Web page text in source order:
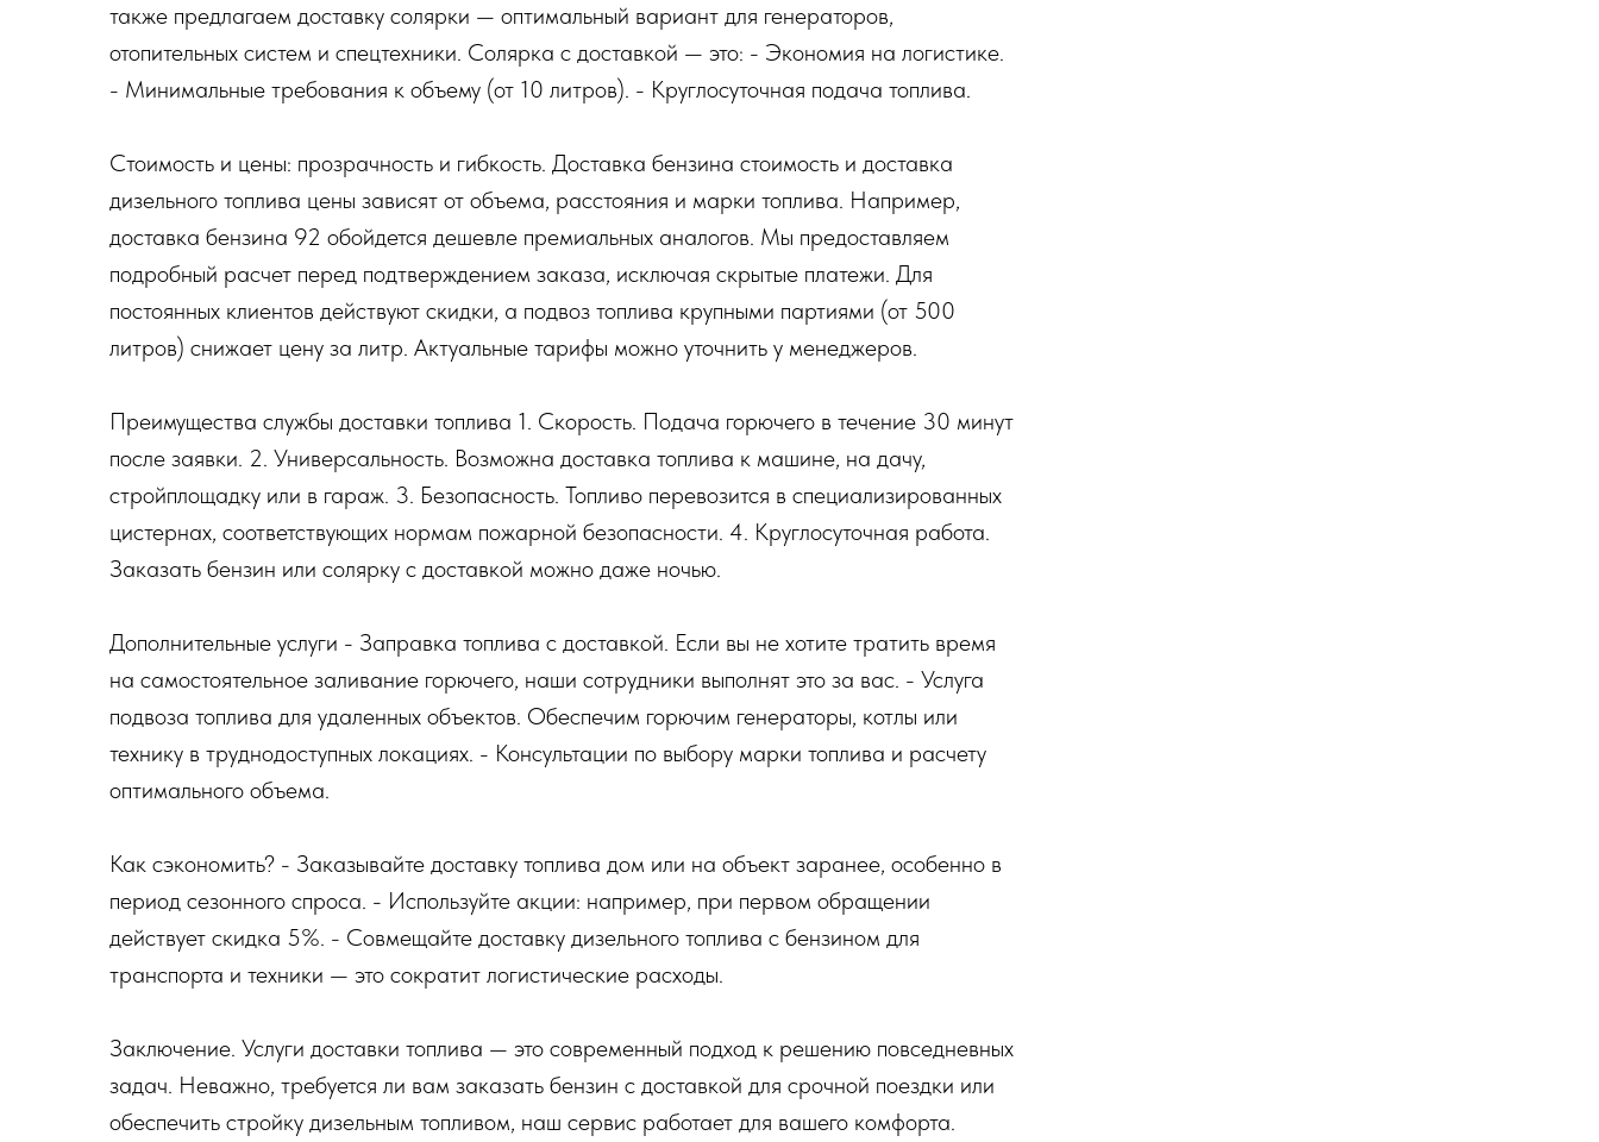
также предлагаем доставку солярки — оптимальный вариант для генераторов,
отопительных систем и спецтехники. Солярка с доставкой — это: - Экономия на логистике.
- Минимальные требования к объему (от 10 литров). - Круглосуточная подача топлива.
Стоимость и цены: прозрачность и гибкость. Доставка бензина стоимость и доставка
дизельного топлива цены зависят от объема, расстояния и марки топлива. Например,
доставка бензина 92 обойдется дешевле премиальных аналогов. Мы предоставляем
подробный расчет перед подтверждением заказа, исключая скрытые платежи. Для
постоянных клиентов действуют скидки, а подвоз топлива крупными партиями (от 500
литров) снижает цену за литр. Актуальные тарифы можно уточнить у менеджеров.
Преимущества службы доставки топлива 1. Скорость. Подача горючего в течение 30 минут
после заявки. 2. Универсальность. Возможна доставка топлива к машине, на дачу,
стройплощадку или в гараж. 3. Безопасность. Топливо перевозится в специализированных
цистернах, соответствующих нормам пожарной безопасности. 4. Круглосуточная работа.
Заказать бензин или солярку с доставкой можно даже ночью.
Дополнительные услуги - Заправка топлива с доставкой. Если вы не хотите тратить время
на самостоятельное заливание горючего, наши сотрудники выполнят это за вас. - Услуга
подвоза топлива для удаленных объектов. Обеспечим горючим генераторы, котлы или
технику в труднодоступных локациях. - Консультации по выбору марки топлива и расчету
оптимального объема.
Как сэкономить? - Заказывайте доставку топлива дом или на объект заранее, особенно в
период сезонного спроса. - Используйте акции: например, при первом обращении
действует скидка 5%. - Совмещайте доставку дизельного топлива с бензином для
транспорта и техники — это сократит логистические расходы.
Заключение. Услуги доставки топлива — это современный подход к решению повседневных
задач. Неважно, требуется ли вам заказать бензин с доставкой для срочной поездки или
обеспечить стройку дизельным топливом, наш сервис работает для вашего комфорта.